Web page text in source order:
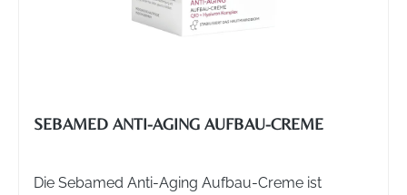
SEBAMED ANTI-AGING AUFBAU-CREME
Die Sebamed Anti-Aging Aufbau-Creme ist